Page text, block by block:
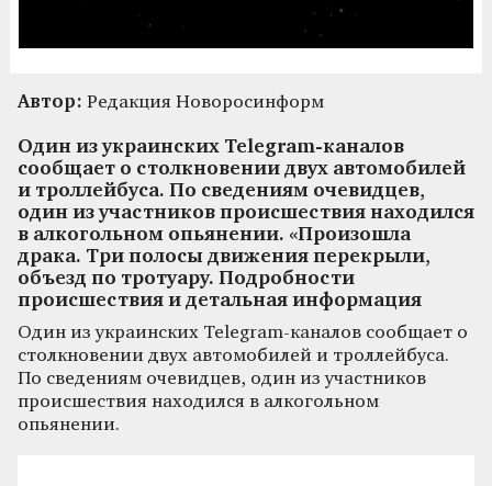
Автор: Редакция Новоросинформ
Один из украинских Telegram-каналов
сообщает о столкновении двух автомобилей
и троллейбуса. По сведениям очевидцев,
один из участников происшествия находился
в алкогольном опьянении. «Произошла
драка. Три полосы движения перекрыли,
объезд по тротуару. Подробности
происшествия и детальная информация
Один из украинских Telegram-каналов сообщает о
столкновении двух автомобилей и троллейбуса.
По сведениям очевидцев, один из участников
происшествия находился в алкогольном
опьянении.